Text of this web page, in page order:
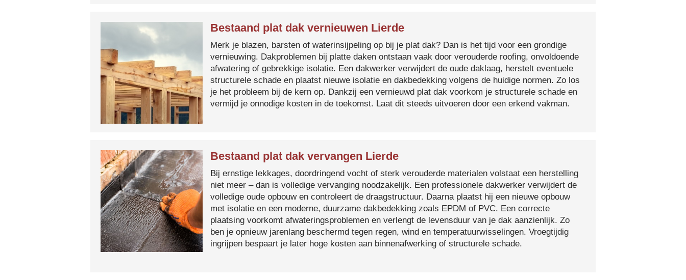
Bestaand plat dak vernieuwen Lierde
Merk je blazen, barsten of waterinsijpeling op bij je plat dak? Dan is het tijd voor een grondige
vernieuwing. Dakproblemen bij platte daken ontstaan vaak door verouderde roofing, onvoldoende
afwatering of gebrekkige isolatie. Een dakwerker verwijdert de oude daklaag, herstelt eventuele
structurele schade en plaatst nieuwe isolatie en dakbedekking volgens de huidige normen. Zo los
je het probleem bij de kern op. Dankzij een vernieuwd plat dak voorkom je structurele schade en
vermijd je onnodige kosten in de toekomst. Laat dit steeds uitvoeren door een erkend vakman.
Bestaand plat dak vervangen Lierde
Bij ernstige lekkages, doordringend vocht of sterk verouderde materialen volstaat een herstelling
niet meer – dan is volledige vervanging noodzakelijk. Een professionele dakwerker verwijdert de
volledige oude opbouw en controleert de draagstructuur. Daarna plaatst hij een nieuwe opbouw
met isolatie en een moderne, duurzame dakbedekking zoals EPDM of PVC. Een correcte
plaatsing voorkomt afwateringsproblemen en verlengt de levensduur van je dak aanzienlijk. Zo
ben je opnieuw jarenlang beschermd tegen regen, wind en temperatuurwisselingen. Vroegtijdig
ingrijpen bespaart je later hoge kosten aan binnenafwerking of structurele schade.